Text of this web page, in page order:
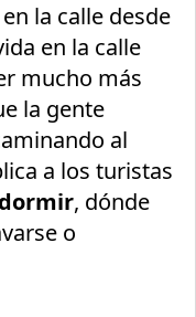
la calle desde
en la calle
mucho más
la gente
al
a los turistas
dormir, dónde
o